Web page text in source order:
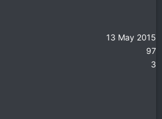
13 May 2015
97
3